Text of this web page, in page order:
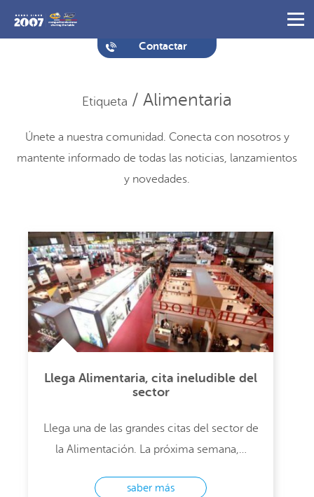
Contactar
Etiqueta / Alimentaria
Únete a nuestra comunidad. Conecta con nosotros y
mantente informado de todas las noticias, lanzamientos
y novedades.
Llega Alimentaria, cita ineludible del
sector
Llega una de las grandes citas del sector de
la Alimentación. La próxima semana,…
saber más